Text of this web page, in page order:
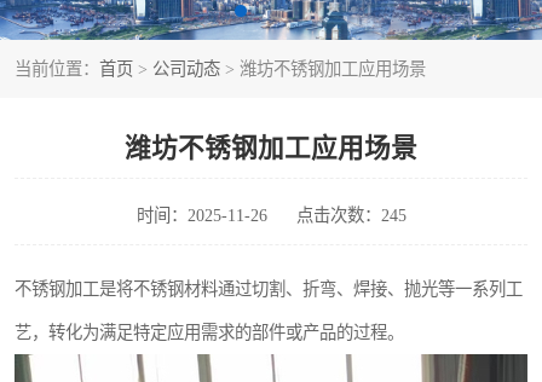
当前位置： 首页 > 公司动态 > 潍坊不锈钢加工应用场景
潍坊不锈钢加工应用场景
时间：2025-11-26 点击次数：245
不锈钢加工是将不锈钢材料通过切割、折弯、焊接、抛光等一系列工
艺，转化为满足特定应用需求的部件或产品的过程。
不锈钢人孔
不锈钢角钢